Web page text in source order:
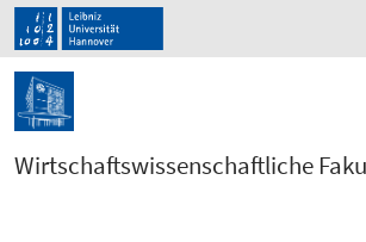
Wirtschaftswissenschaftliche